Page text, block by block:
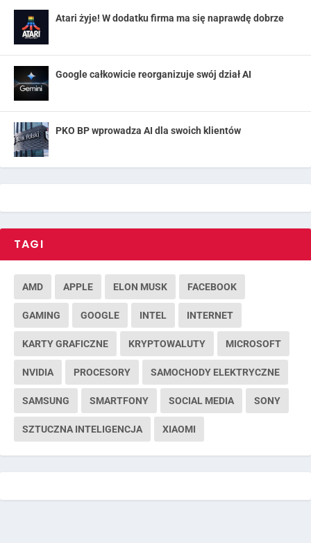
Atari żyje! W dodatku firma ma się naprawdę dobrze
Google całkowicie reorganizuje swój dział AI
PKO BP wprowadza AI dla swoich klientów
TAGI
AMD APPLE ELON MUSK FACEBOOK
GAMING GOOGLE INTEL INTERNET
KARTY GRAFICZNE KRYPTOWALUTY MICROSOFT
NVIDIA PROCESORY SAMOCHODY ELEKTRYCZNE
SAMSUNG SMARTFONY SOCIAL MEDIA SONY
SZTUCZNA INTELIGENCJA XIAOMI